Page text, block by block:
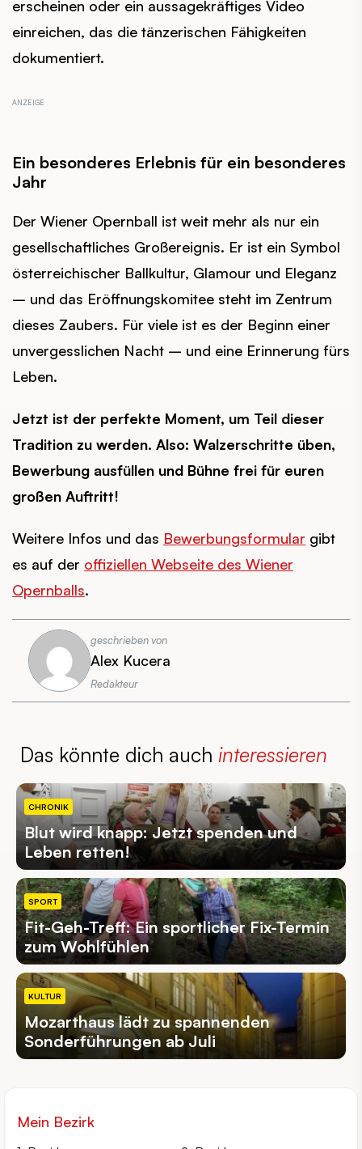
erscheinen oder ein aussagekräftiges Video
einreichen, das die tänzerischen Fähigkeiten
dokumentiert.
Ein besonderes Erlebnis für ein besonderes
Jahr
Der Wiener Opernball ist weit mehr als nur ein
gesellschaftliches Großereignis. Er ist ein Symbol
österreichischer Ballkultur, Glamour und Eleganz
– und das Eröffnungskomitee steht im Zentrum
dieses Zaubers. Für viele ist es der Beginn einer
unvergesslichen Nacht – und eine Erinnerung fürs
Leben.
Jetzt ist der perfekte Moment, um Teil dieser
Tradition zu werden. Also: Walzerschritte üben,
Bewerbung ausfüllen und Bühne frei für euren
großen Auftritt!
Weitere Infos und das Bewerbungsformular gibt
es auf der offiziellen Webseite des Wiener
Opernballs.
geschrieben von
Alex Kucera
Redakteur
Das könnte dich auch interessieren
CHRONIK
Blut wird knapp: Jetzt spenden und
Leben retten!
SPORT
Fit-Geh-Treff: Ein sportlicher Fix-Termin
zum Wohlfühlen
KULTUR
Mozarthaus lädt zu spannenden
Sonderführungen ab Juli
Mein Bezirk